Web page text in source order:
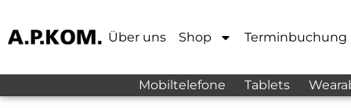
Über uns Shop Terminbuchung
Mobiltelefone Tablets